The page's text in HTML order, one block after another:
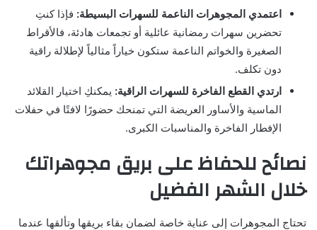
اعتمدي المجوهرات الناعمة للسهرات البسيطة: فإذا كنتِ
تحضرين سهرات رمضانية عائلية أو تجمعات هادئة، فالأقراط
الصغيرة والخواتم الناعمة ستكون خياراً مثالياً لإطلالة راقية
دون تكلف.
ارتدي القطع الفاخرة للسهرات الراقية: يمكنكِ اختيار القلائد
الماسية والأساور العريضة التي تمنحك حضورًا لافتًا في حفلات
الإفطار الفاخرة والمناسبات الكبرى.
نصائح للحفاظ على بريق مجوهراتك
خلال الشهر الفضيل
تحتاج المجوهرات إلى عناية خاصة لضمان بقاء بريقها وتألقها عندما